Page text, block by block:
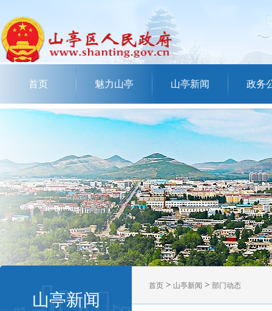
首页 魅力山亭 山亭新闻 政务
山亭新闻
首页 > 山亭新闻 > 部门动态